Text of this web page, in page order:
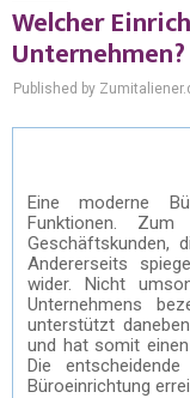
Welcher
Unternehmen?
Published by
Eine moderne
Funktionen.
Geschäftskunden,
Andererseits
wider. Nicht
Unternehmens
unterstützt
und hat somit
Die
Büroeinrichtung